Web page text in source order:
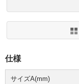
仕様
サイズA(mm)